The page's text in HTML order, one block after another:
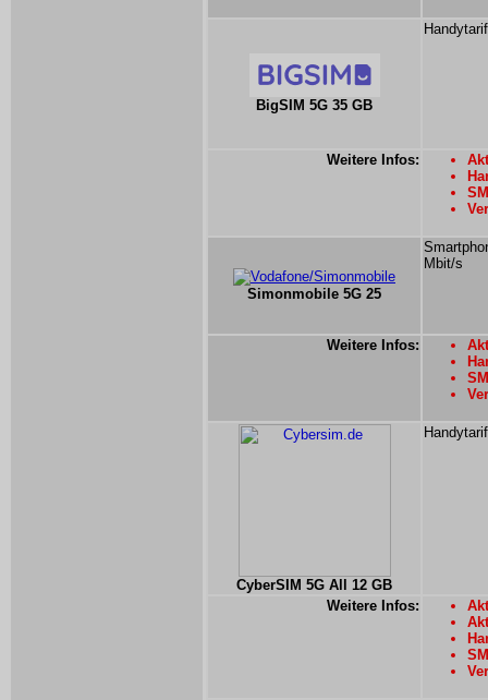
BigSIM 5G 35 GB
Weitere Infos:
Simonmobile 5G 25
Mbit/s
Weitere Infos:
CyberSIM 5G All 12 GB
Weitere Infos: